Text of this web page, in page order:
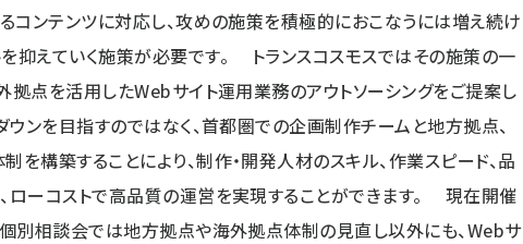
ンテンツに対応し、攻めの施策を積極的におこなうには増え続け
抑えていく施策が必要です。 トランスコスモスではその施策の一
拠点を活用したWebサイト運用業務のアウトソーシングをご提案し
ンを目指すのではなく、首都圏での企画制作チームと地方拠点、
を構築することにより、制作・開発人材のスキル、作業スピード、品
ローコストで高品質の運営を実現することができます。 現在開催
別相談会では地方拠点や海外拠点体制の見直し以外にも、Webサ